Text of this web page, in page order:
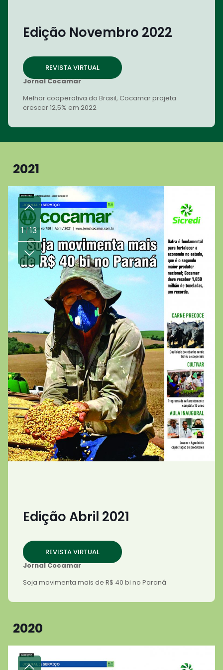
Edição Novembro 2022
REVISTA VIRTUAL
Jornal Cocamar
Melhor cooperativa do Brasil, Cocamar projeta
crescer 12,5% em 2022
2021
Edição Abril 2021
REVISTA VIRTUAL
Jornal Cocamar
Soja movimenta mais de R$ 40 bi no Paraná
1/13
2020